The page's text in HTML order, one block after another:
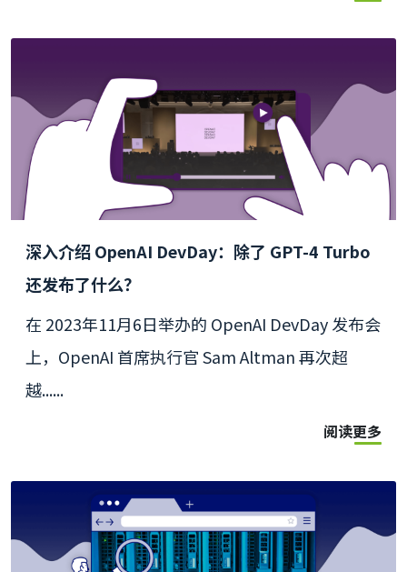
深入介绍 OpenAI DevDay：除了 GPT-4 Turbo
还发布了什么？
在 2023年11月6日举办的 OpenAI DevDay 发布会
上，OpenAI 首席执行官 Sam Altman 再次超
越......
阅读更多